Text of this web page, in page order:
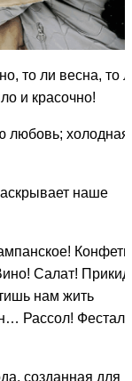
то ли весна, то
и красочно!
любовь; холодная
наше
Салат! Прикид
нам жить
Рассол! Фестал
созданная для